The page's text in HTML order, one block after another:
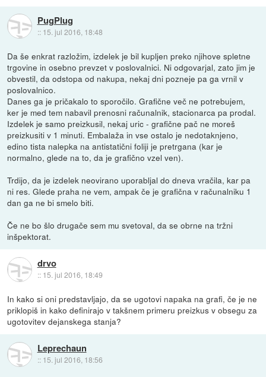
PugPlug
:: 15. jul 2016, 18:48
Da še enkrat razložim, izdelek je bil kupljen preko njihove spletne
trgovine in osebno prevzet v poslovalnici. Ni odgovarjal, zato jim je
obvestil, da odstopa od nakupa, nekaj dni pozneje pa ga vrnil v
poslovalnico.
Danes ga je pričakalo to sporočilo. Grafične več ne potrebujem,
ker je med tem nabavil prenosni računalnik, stacionarca pa prodal.
Izdelek je samo preizkusil, nekaj uric - grafične pač ne moreš
preizkusiti v 1 minuti. Embalaža in vse ostalo je nedotaknjeno,
edino tista nalepka na antistatični foliji je pretrgana (kar je
normalno, glede na to, da je grafično vzel ven).
Trdijo, da je izdelek neovirano uporabljal do dneva vračila, kar pa
ni res. Glede praha ne vem, ampak če je grafična v računalniku 1
dan ga ne bi smelo biti.
Če ne bo šlo drugače sem mu svetoval, da se obrne na tržni
inšpektorat.
drvo
:: 15. jul 2016, 18:49
In kako si oni predstavljajo, da se ugotovi napaka na grafi, če je ne
priklopiš in kako definirajo v takšnem primeru preizkus v obsegu za
ugotovitev dejanskega stanja?
Leprechaun
:: 15. jul 2016, 18:56